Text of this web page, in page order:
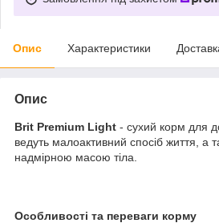
Опис Характеристики
Опис
Brit Premium Light - сухий корм для
ведуть малоактивний спосіб життя, а
надмірною масою тіла.
Особливості та переваги корму